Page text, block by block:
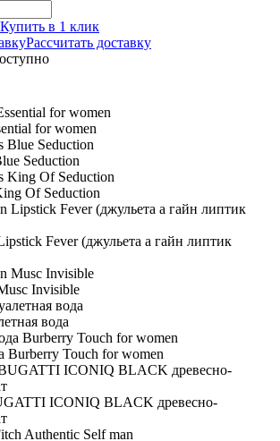
Купить в 1 клик
Рассчитать доставку
for women
Seduction
Of Seduction
Fever (джульета а гайн липтик
Invisible
вода
Touch for women
ICONIQ BLACK древесно-